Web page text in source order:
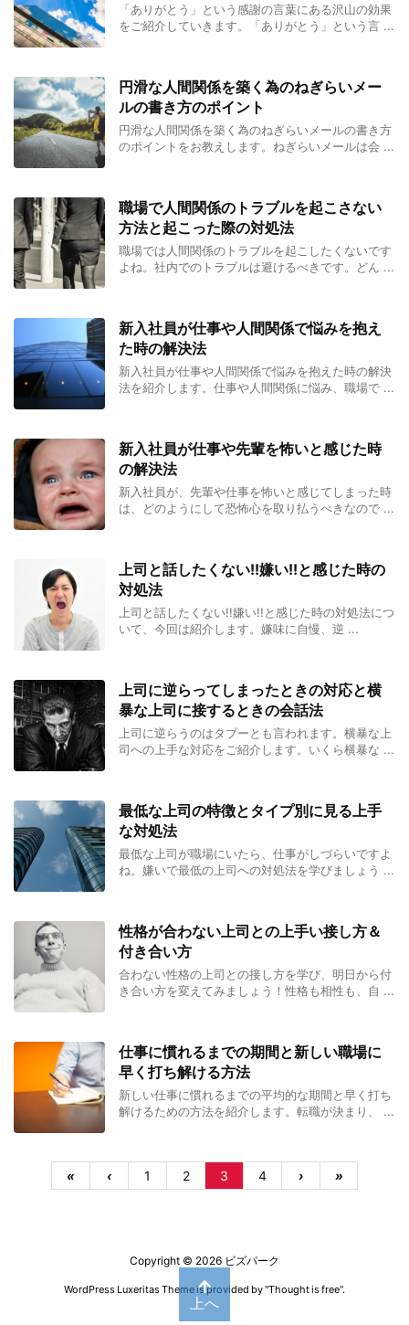
「ありがとう」という感謝の言葉にある沢山の効果
をご紹介していきます。「ありがとう」という言 ...
円滑な人間関係を築く為のねぎらいメー
ルの書き方のポイント
円滑な人間関係を築く為のねぎらいメールの書き方
のポイントをお教えします。ねぎらいメールは会 ...
職場で人間関係のトラブルを起こさない
方法と起こった際の対処法
職場では人間関係のトラブルを起こしたくないです
よね。社内でのトラブルは避けるべきです。どん ...
新入社員が仕事や人間関係で悩みを抱え
た時の解決法
新入社員が仕事や人間関係で悩みを抱えた時の解決
法を紹介します。仕事や人間関係に悩み、職場で ...
新入社員が仕事や先輩を怖いと感じた時
の解決法
新入社員が、先輩や仕事を怖いと感じてしまった時
は、どのようにして恐怖心を取り払うべきなので ...
上司と話したくない!!嫌い!!と感じた時の
対処法
上司と話したくない!!嫌い!!と感じた時の対処法につ
いて、今回は紹介します。嫌味に自慢、逆 ...
上司に逆らってしまったときの対応と横
暴な上司に接するときの会話法
上司に逆らうのはタブーとも言われます。横暴な上
司への上手な対応をご紹介します。いくら横暴な ...
最低な上司の特徴とタイプ別に見る上手
な対処法
最低な上司が職場にいたら、仕事がしづらいですよ
ね。嫌いで最低の上司への対処法を学びましょう ...
性格が合わない上司との上手い接し方＆
付き合い方
合わない性格の上司との接し方を学び、明日から付
き合い方を変えてみましょう！性格も相性も、自 ...
仕事に慣れるまでの期間と新しい職場に
早く打ち解ける方法
新しい仕事に慣れるまでの平均的な期間と早く打ち
解けるための方法を紹介します。転職が決まり、 ...
« ‹ 1 2 3 4 › »
Copyright © 2026 ビズパーク
WordPress Luxeritas Theme is provided by "Thought is free".
上へ